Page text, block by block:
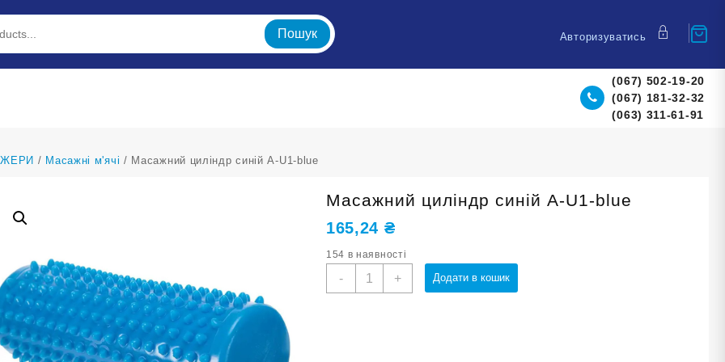
Пошук Авторизуватись
(067) 502-19-20
(067) 181-32-32
(063) 311-61-91
/ Масажні м'ячі / Масажний циліндр синій A-U1-blue
Масажний циліндр синій A-U1-blue
165,24 ₴
154 в наявності
-
Масажний
+ Додати в кошик